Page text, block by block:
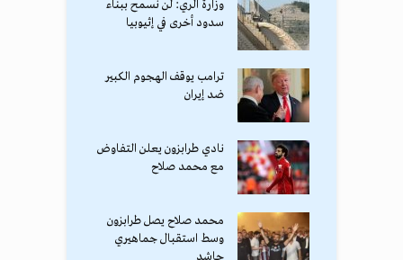
وزارة الري: لن نسمح ببناء
سدود أخرى في إثيوبيا
ترامب يوقف الهجوم الكبير
ضد إيران
نادي طرابزون يعلن التفاوض
مع محمد صلاح
محمد صلاح يصل طرابزون
وسط استقبال جماهيري